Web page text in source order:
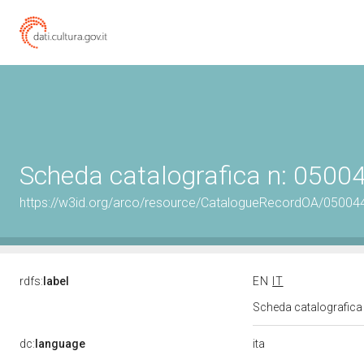
Scheda catalografica n:
https://w3id.org/arco/resource/CatalogueRecordOA/
rdfs: label EN
IT
Scheda
dc: language ita